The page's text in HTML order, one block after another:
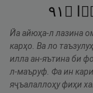
۝ ١٩
Йа айюҳа-л лазина
карҳо. Ва ло
илла ан-яътина би
л-маъруф. Фа ин
яҷъалаллоҳу фиҳи